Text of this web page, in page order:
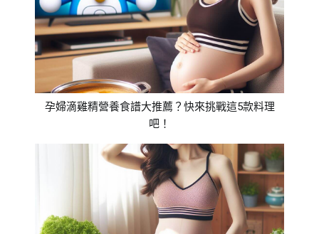
孕婦滴雞精營養食譜大推薦？快來挑戰這5款料理
吧！